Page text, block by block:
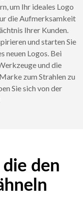
um Ihr ideales Logo
die Aufmerksamkeit
Ihrer Kunden.
und starten Sie
neuen Logos. Bei
und die
zum Strahlen zu
Sie sich von der
den